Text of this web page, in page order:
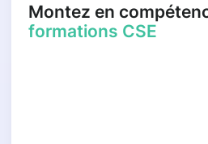
Montez en
formations CSE